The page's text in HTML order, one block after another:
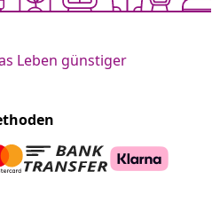
Leben günstiger